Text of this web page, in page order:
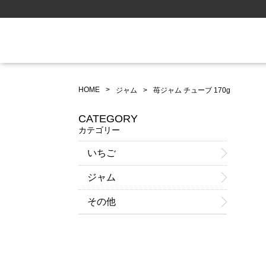
HOME ジャム 苺ジャム チューブ 170g
CATEGORY
カテゴリー
いちご
ジャム
その他